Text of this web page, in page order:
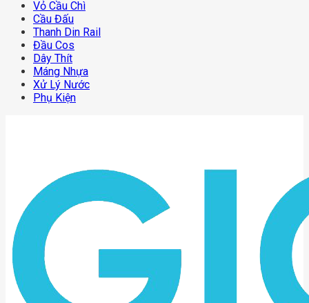
Vỏ Cầu Chì
Cầu Đấu
Thanh Din Rail
Đầu Cos
Dây Thít
Máng Nhựa
Xử Lý Nước
Phụ Kiện